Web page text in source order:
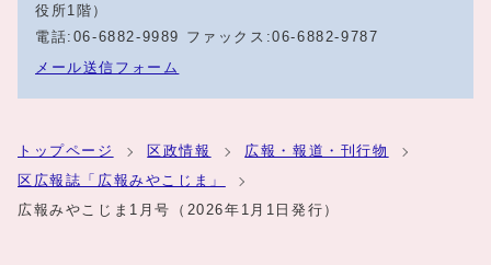
役所1階）
電話:06‐6882‐9989 ファックス:06‐6882‐9787
メール送信フォーム
トップページ 区政情報
広報・報道・刊行物
区広報誌「広報みやこじま」
広報みやこじま1月号（2026年1月1日発行）